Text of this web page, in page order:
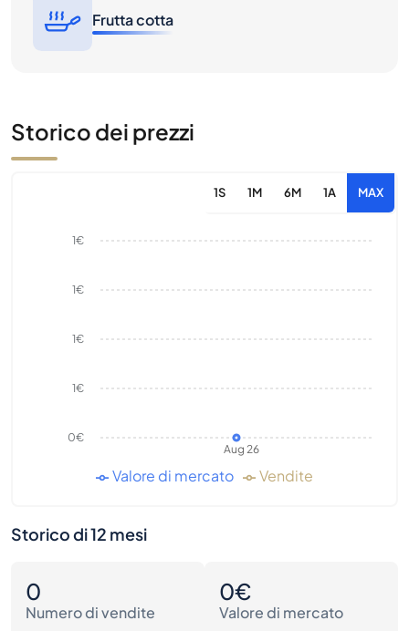
Frutta cotta
Storico dei prezzi
1S 1M 6M 1A MAX
Aug 26
0€
1€
1€
1€
1€
Valore di mercato Vendite
Storico di 12 mesi
0
Numero di vendite
0€
Valore di mercato